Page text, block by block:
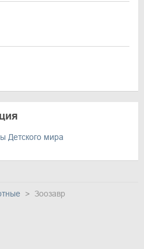
Детского мира
Зоозавр